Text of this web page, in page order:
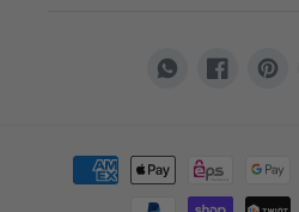
TranslationFacebook
Zahlungsmethoden